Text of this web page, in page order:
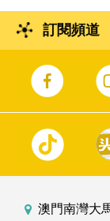
訂閱頻道
澳門南灣大